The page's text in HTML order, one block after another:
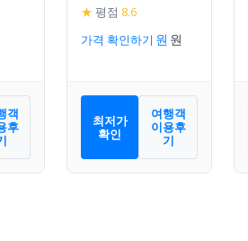
객
후
★ 평점 8.6
가격 확인하기
최저가
확인
여행객
이용후
기